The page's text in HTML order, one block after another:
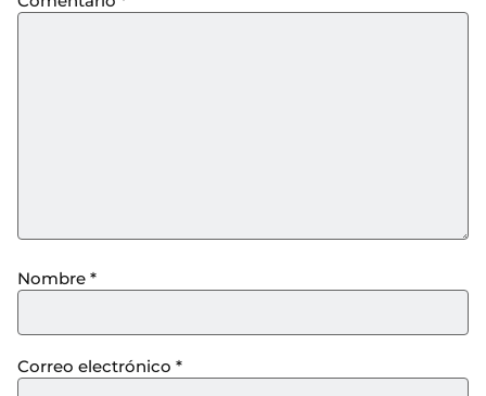
Nombre *
Correo electrónico *